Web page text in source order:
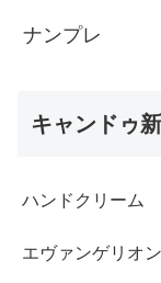
ナンプレ
キャンドゥ
ハンドクリーム
エヴァンゲリオン